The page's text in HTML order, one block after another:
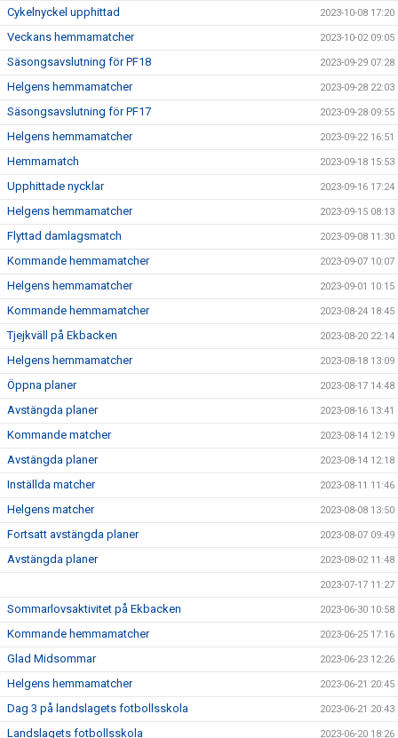
Cykelnyckel upphittad 2023-10-08 17:20
Veckans hemmamatcher 2023-10-02 09:05
Säsongsavslutning för PF18 2023-09-29 07:28
Helgens hemmamatcher 2023-09-28 22:03
Säsongsavslutning för PF17 2023-09-28 09:55
Helgens hemmamatcher 2023-09-22 16:51
Hemmamatch 2023-09-18 15:53
Upphittade nycklar 2023-09-16 17:24
Helgens hemmamatcher 2023-09-15 08:13
Flyttad damlagsmatch 2023-09-08 11:30
Kommande hemmamatcher 2023-09-07 10:07
Helgens hemmamatcher 2023-09-01 10:15
Kommande hemmamatcher 2023-08-24 18:45
Tjejkväll på Ekbacken 2023-08-20 22:14
Helgens hemmamatcher 2023-08-18 13:09
Öppna planer 2023-08-17 14:48
Avstängda planer 2023-08-16 13:41
Kommande matcher 2023-08-14 12:19
Avstängda planer 2023-08-14 12:18
Inställda matcher 2023-08-11 11:46
Helgens matcher 2023-08-08 13:50
Fortsatt avstängda planer 2023-08-07 09:49
Avstängda planer 2023-08-02 11:48
2023-07-17 11:27
Sommarlovsaktivitet på Ekbacken 2023-06-30 10:58
Kommande hemmamatcher 2023-06-25 17:16
Glad Midsommar 2023-06-23 12:26
Helgens hemmamatcher 2023-06-21 20:45
Dag 3 på landslagets fotbollsskola 2023-06-21 20:43
Landslagets fotbollsskola 2023-06-20 18:26